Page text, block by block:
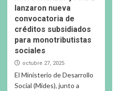
lanzaron nueva
convocatoria de
créditos subsidiados
para monotributistas
sociales
octubre 27, 2025
El Ministerio de Desarrollo
Social (Mides), junto a